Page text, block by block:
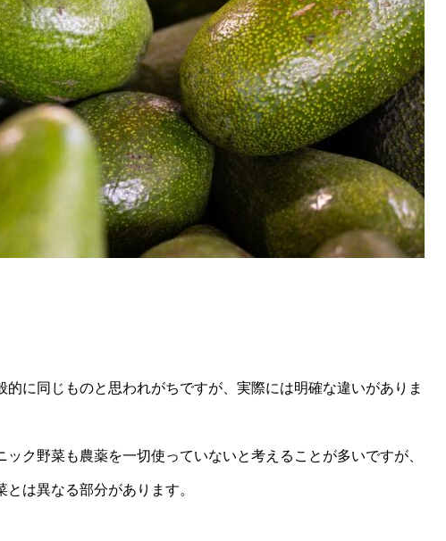
に同じものと思われがちですが、実際には明確な違いがありま
ク野菜も農薬を一切使っていないと考えることが多いですが、
は異なる部分があります。